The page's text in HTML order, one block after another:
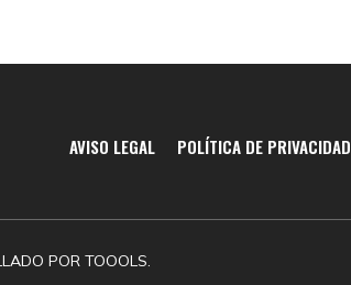
AVISO LEGAL POLÍTICA DE PRIVACIDAD
POR TOOOLS.